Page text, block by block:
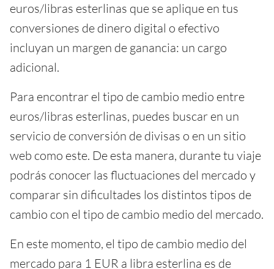
euros/libras esterlinas que se aplique en tus
conversiones de dinero digital o efectivo
incluyan un margen de ganancia: un cargo
adicional.
Para encontrar el tipo de cambio medio entre
euros/libras esterlinas, puedes buscar en un
servicio de conversión de divisas o en un sitio
web como este. De esta manera, durante tu viaje
podrás conocer las fluctuaciones del mercado y
comparar sin dificultades los distintos tipos de
cambio con el tipo de cambio medio del mercado.
En este momento, el tipo de cambio medio del
mercado para 1 EUR a libra esterlina es de